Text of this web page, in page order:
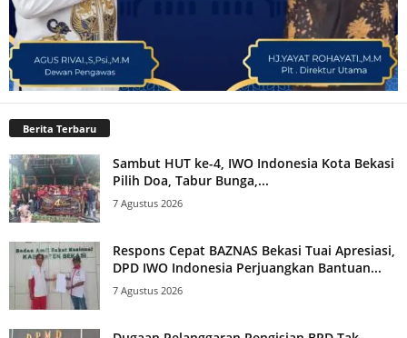
Berita Terbaru
Sambut HUT ke-4, IWO Indonesia Kota Bekasi
Pilih Doa, Tabur Bunga,...
7 Agustus 2026
Respons Cepat BAZNAS Bekasi Tuai Apresiasi,
DPD IWO Indonesia Perjuangkan Bantuan...
7 Agustus 2026